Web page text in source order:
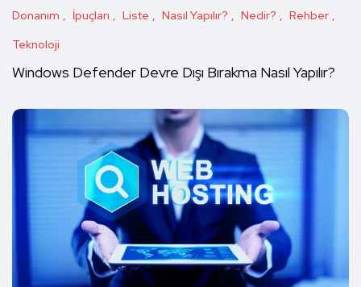
Donanım İpuçları Liste Nasıl Yapılır? Nedir?
Rehber
Teknoloji
Windows Defender Devre Dışı Bırakma Nasıl Yapılır?